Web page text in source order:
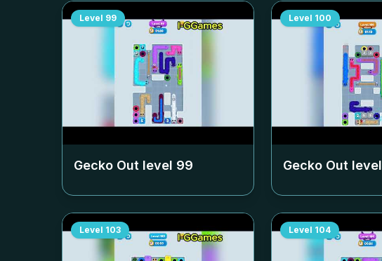
Level 99
Gecko Out level 99
Level 100
Gecko Out level
Level 103 Level 104